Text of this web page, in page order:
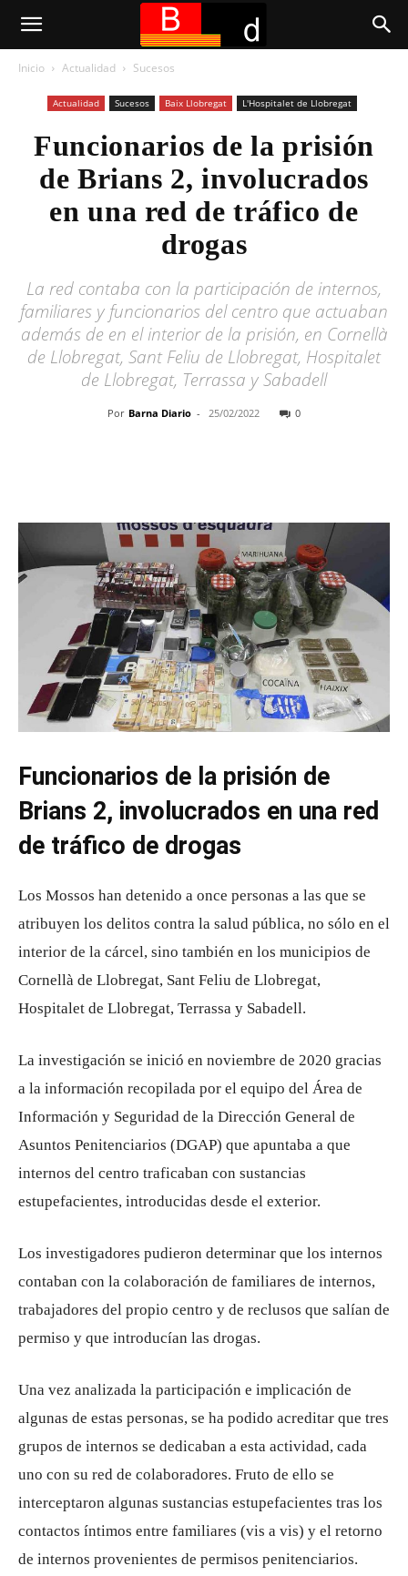
Inicio Actualidad Sucesos
Actualidad Sucesos Baix Llobregat L'Hospitalet de Llobregat
Funcionarios de la prisión
de Brians 2, involucrados
en una red de tráfico de
drogas
La red contaba con la participación de internos,
familiares y funcionarios del centro que actuaban
además de en el interior de la prisión, en Cornellà
de Llobregat, Sant Feliu de Llobregat, Hospitalet
de Llobregat, Terrassa y Sabadell
Por Barna Diario - 25/02/2022 0
Funcionarios de la prisión de
Brians 2, involucrados en una red
de tráfico de drogas
Los Mossos han detenido a once personas a las que se
atribuyen los delitos contra la salud pública, no sólo en el
interior de la cárcel, sino también en los municipios de
Cornellà de Llobregat, Sant Feliu de Llobregat,
Hospitalet de Llobregat, Terrassa y Sabadell.
La investigación se inició en noviembre de 2020 gracias
a la información recopilada por el equipo del Área de
Información y Seguridad de la Dirección General de
Asuntos Penitenciarios (DGAP) que apuntaba a que
internos del centro traficaban con sustancias
estupefacientes, introducidas desde el exterior.
Los investigadores pudieron determinar que los internos
contaban con la colaboración de familiares de internos,
trabajadores del propio centro y de reclusos que salían de
permiso y que introducían las drogas.
Una vez analizada la participación e implicación de
algunas de estas personas, se ha podido acreditar que tres
grupos de internos se dedicaban a esta actividad, cada
uno con su red de colaboradores. Fruto de ello se
interceptaron algunas sustancias estupefacientes tras los
contactos íntimos entre familiares (vis a vis) y el retorno
de internos provenientes de permisos penitenciarios.